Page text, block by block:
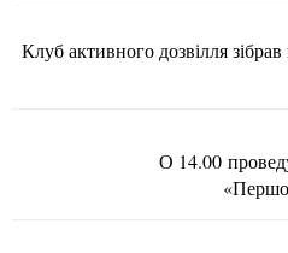
Клуб активного дозвілля
О 14.00